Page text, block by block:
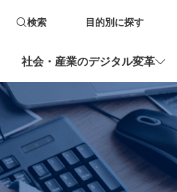
検索 目的別に探す
社会・産業のデジタル変革